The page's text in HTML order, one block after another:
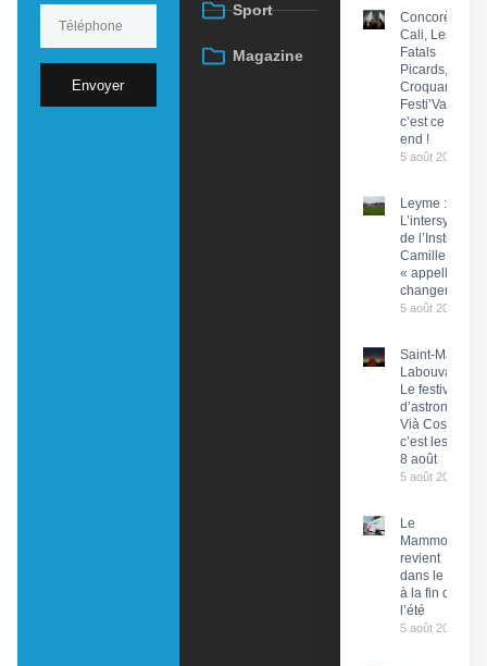
Envoyer
Sport
Magazine
Concorès :
Cali, Les
Fatals
Picards, Les
Croquants…
Festi’ValCéou,
c’est ce week-
end !
5 août 2026
Leyme :
de l’Institut
Camille Miret
« appelle à du
changement »
5 août 2026
Saint-Martin-
Labouval :
Le festival
d’astronomie
Vià Cosmos,
c’est les 7 et
8 août
5 août 2026
Le
Mammobile
revient
dans le Lot
à la fin de
l’été
5 août 2026